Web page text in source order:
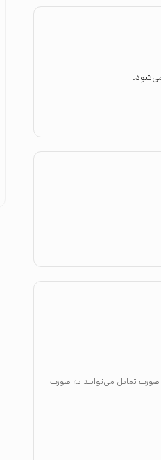
می‌شود.
صورت تمایل می‌توانید به صورت